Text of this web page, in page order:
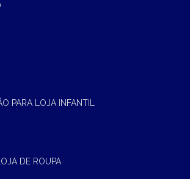
PARA LOJA INFANTIL
DE ROUPA